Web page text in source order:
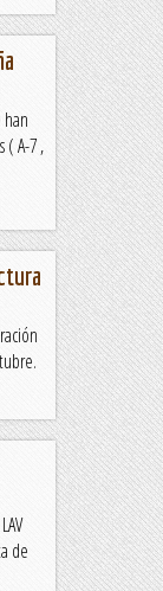
han
( A-7 ,
de